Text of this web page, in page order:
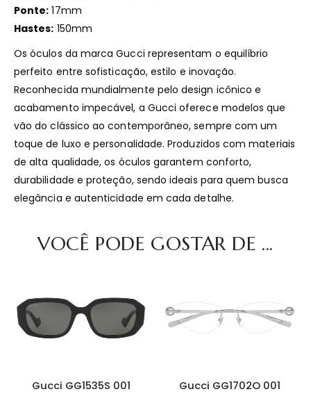
Ponte: 17mm
Hastes: 150mm
Os óculos da marca Gucci representam o equilíbrio
perfeito entre sofisticação, estilo e inovação.
Reconhecida mundialmente pelo design icônico e
acabamento impecável, a Gucci oferece modelos que
vão do clássico ao contemporâneo, sempre com um
toque de luxo e personalidade. Produzidos com materiais
de alta qualidade, os óculos garantem conforto,
durabilidade e proteção, sendo ideais para quem busca
elegância e autenticidade em cada detalhe.
VOCÊ PODE GOSTAR DE ...
Gucci GG1535S 001 Gucci GG1702O 001